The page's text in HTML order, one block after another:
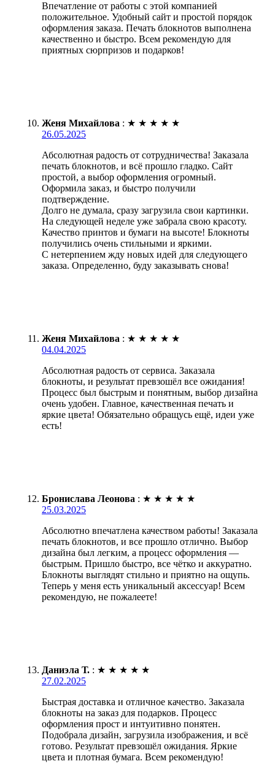
Впечатление от работы с этой компанией
положительное. Удобный сайт и простой порядок
оформления заказа. Печать блокнотов выполнена
качественно и быстро. Всем рекомендую для
приятных сюрпризов и подарков!
Женя Михайлова : ★ ★ ★ ★ ★
26.05.2025
Абсолютная радость от сотрудничества! Заказала
печать блокнотов, и всё прошло гладко. Сайт
простой, а выбор оформления огромный.
Оформила заказ, и быстро получили
подтверждение.
Долго не думала, сразу загрузила свои картинки.
На следующей неделе уже забрала свою красоту.
Качество принтов и бумаги на высоте! Блокноты
получились очень стильными и яркими.
С нетерпением жду новых идей для следующего
заказа. Определенно, буду заказывать снова!
Женя Михайлова : ★ ★ ★ ★ ★
04.04.2025
Абсолютная радость от сервиса. Заказала
блокноты, и результат превзошёл все ожидания!
Процесс был быстрым и понятным, выбор дизайна
очень удобен. Главное, качественная печать и
яркие цвета! Обязательно обращусь ещё, идеи уже
есть!
Бронислава Леонова : ★ ★ ★ ★ ★
25.03.2025
Абсолютно впечатлена качеством работы! Заказала
печать блокнотов, и все прошло отлично. Выбор
дизайна был легким, а процесс оформления —
быстрым. Пришло быстро, все чётко и аккуратно.
Блокноты выглядят стильно и приятно на ощупь.
Теперь у меня есть уникальный аксессуар! Всем
рекомендую, не пожалеете!
Даниэла Т. : ★ ★ ★ ★ ★
27.02.2025
Быстрая доставка и отличное качество. Заказала
блокноты на заказ для подарков. Процесс
оформления прост и интуитивно понятен.
Подобрала дизайн, загрузила изображения, и всё
готово. Результат превзошёл ожидания. Яркие
цвета и плотная бумага. Всем рекомендую!